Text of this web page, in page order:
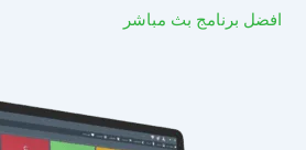
افضل برنامج بث مباشر